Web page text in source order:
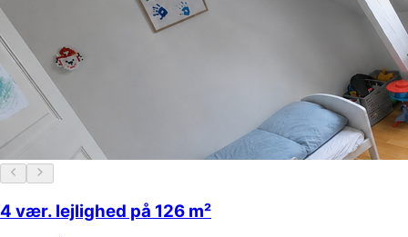
4 vær. lejlighed på 126 m²